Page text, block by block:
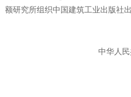
额研究所组织中国建筑工业出版社出
中华人